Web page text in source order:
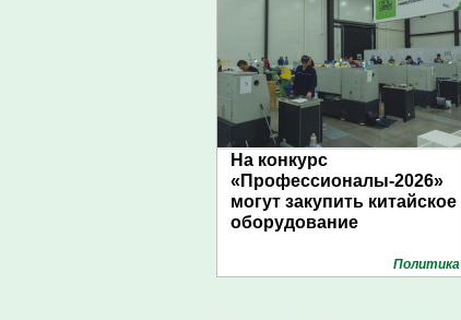
На конкурс
«Профессионалы-2026»
могут закупить китайское
оборудование
Политика